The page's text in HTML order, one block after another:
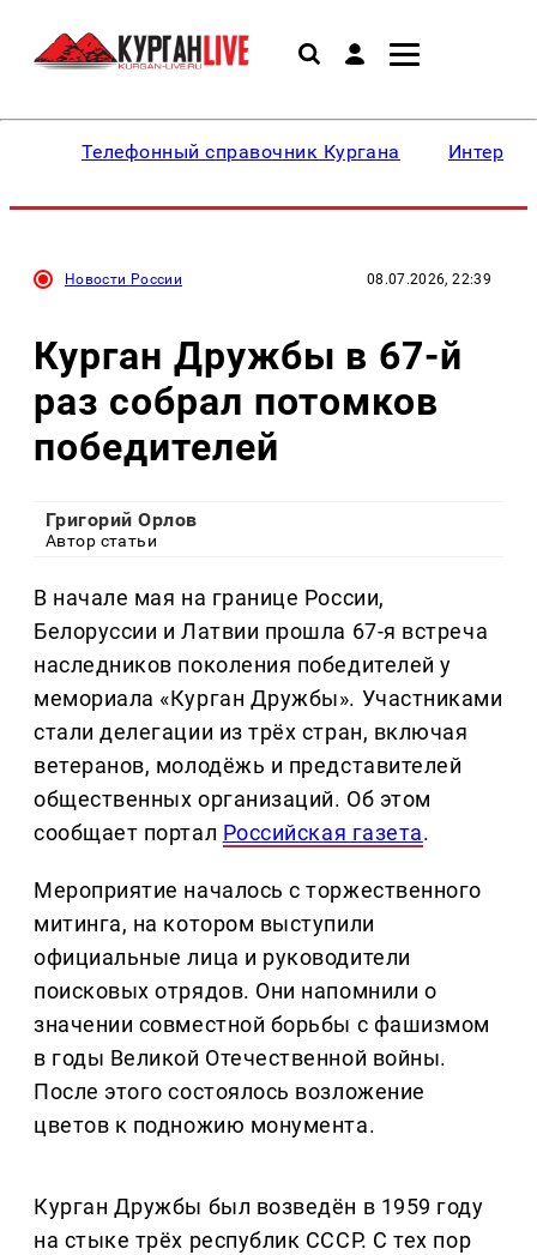
Телефонный справочник Кургана
Новости России 08.07.2026, 22:39
Курган Дружбы в 67-й
раз собрал потомков
победителей
Григорий Орлов
Автор статьи
В начале мая на границе России,
Белоруссии и Латвии прошла 67-я встреча
наследников поколения победителей у
мемориала «Курган Дружбы». Участниками
стали делегации из трёх стран, включая
ветеранов, молодёжь и представителей
общественных организаций. Об этом
сообщает портал Российская газета.
Мероприятие началось с торжественного
митинга, на котором выступили
официальные лица и руководители
поисковых отрядов. Они напомнили о
значении совместной борьбы с фашизмом
в годы Великой Отечественной войны.
После этого состоялось возложение
цветов к подножию монумента.
Курган Дружбы был возведён в 1959 году
на стыке трёх республик СССР. С тех пор